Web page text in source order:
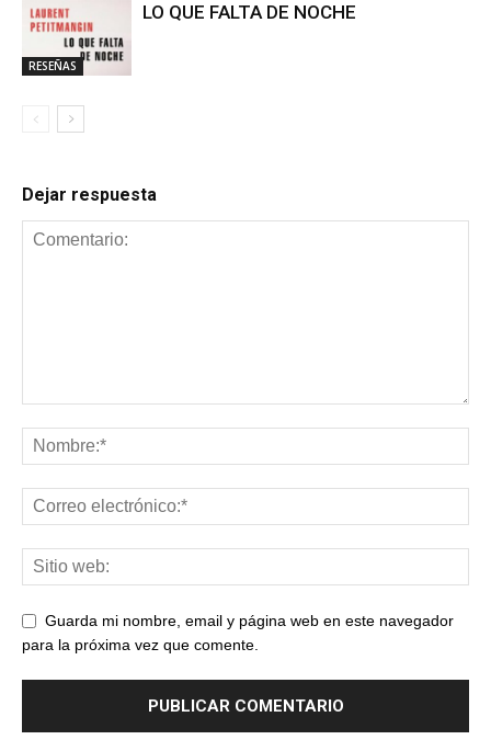
RESEÑAS
LO QUE FALTA DE NOCHE
Dejar respuesta
Guarda mi nombre, email y página web en este navegador
para la próxima vez que comente.